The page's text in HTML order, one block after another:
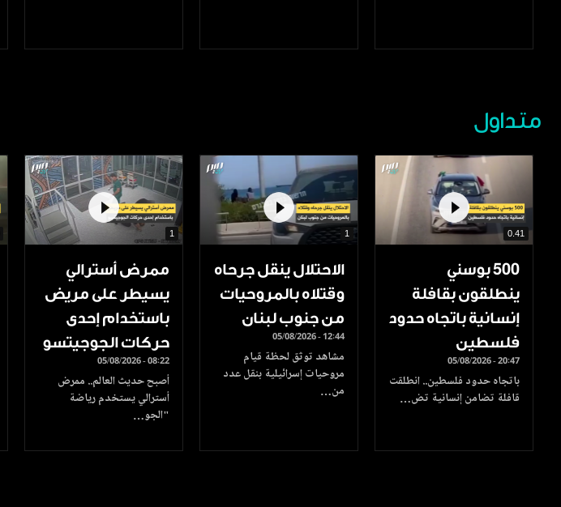
متداول
0.41
500 بوسني
ينطلقون بقافلة
إنسانية باتجاه حدود
فلسطين
05/08/2026 - 20:47
باتجاه حدود فلسطين.. انطلقت
قافلة تضامن إنسانية تض…
1
الاحتلال ينقل جرحاه
وقتلاه بالمروحيات
من جنوب لبنان
05/08/2026 - 12:44
مشاهد توثق لحظة قيام
مروحيات إسرائيلية بنقل عدد
من…
1
ممرض أسترالي
يسيطر على مريض
باستخدام إحدى
حركات الجوجيتسو
05/08/2026 - 08:22
أصبح حديث العالم.. ممرض
أسترالي يستخدم رياضة
"الجو…